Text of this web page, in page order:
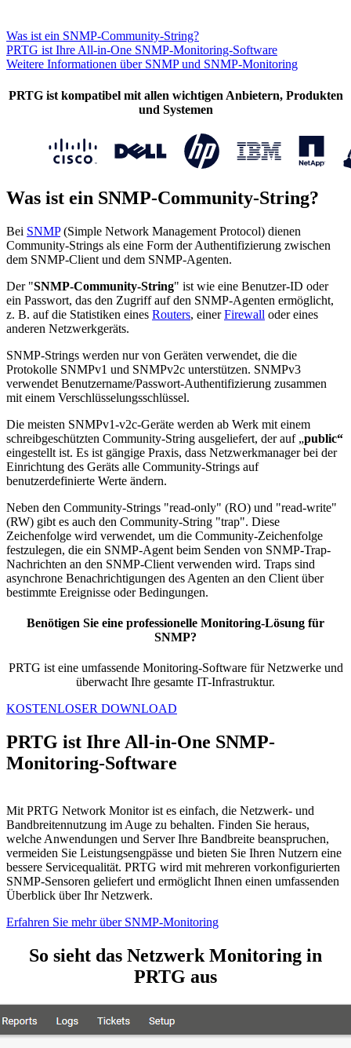
Was ist ein SNMP-Community-String?
PRTG ist Ihre All-in-One SNMP-Monitoring-Software
Weitere Informationen über SNMP und SNMP-Monitoring
PRTG ist kompatibel mit allen wichtigen Anbietern, Produkten
und Systemen
Was ist ein SNMP-Community-String?
Bei SNMP(Simple Network Management Protocol) dienen
Community-Strings als eine Form der Authentifizierung zwischen
dem SNMP-Client und dem SNMP-Agenten.
Der "SNMP-Community-String" ist wie eine Benutzer-ID oder
ein Passwort, das den Zugriff auf den SNMP-Agenten ermöglicht,
z. B. auf die Statistiken eines Routers, einerFirewall oder eines
anderen Netzwerkgeräts.
SNMP-Strings werden nur von Geräten verwendet, die die
Protokolle SNMPv1 und SNMPv2c unterstützen. SNMPv3
verwendet Benutzername/Passwort-Authentifizierung zusammen
mit einem Verschlüsselungsschlüssel.
Die meisten SNMPv1-v2c-Geräte werden ab Werk mit einem
schreibgeschützten Community-String ausgeliefert, der auf „public“
eingestellt ist. Es ist gängige Praxis, dass Netzwerkmanager bei der
Einrichtung des Geräts alle Community-Strings auf
benutzerdefinierte Werte ändern.
Neben den Community-Strings "read-only" (RO) und "read-write"
(RW) gibt es auch den Community-String "trap". Diese
Zeichenfolge wird verwendet, um die Community-Zeichenfolge
festzulegen, die ein SNMP-Agent beim Senden von SNMP-Trap-
Nachrichten an den SNMP-Client verwenden wird. Traps sind
asynchrone Benachrichtigungen des Agenten an den Client über
bestimmte Ereignisse oder Bedingungen.
Benötigen Sie eine professionelle Monitoring-Lösung für
SNMP?
PRTG ist eine umfassende Monitoring-Software für Netzwerke und
überwacht Ihre gesamte IT-Infrastruktur.
KOSTENLOSER DOWNLOAD
PRTG ist Ihre All-in-One SNMP-
Monitoring-Software
Mit PRTG Network Monitor ist es einfach, die Netzwerk- und
Bandbreitennutzung im Auge zu behalten. Finden Sie heraus,
welche Anwendungen und Server Ihre Bandbreite beanspruchen,
vermeiden Sie Leistungsengpässe und bieten Sie Ihren Nutzern eine
bessere Servicequalität. PRTG wird mit mehreren vorkonfigurierten
SNMP-Sensoren geliefert und ermöglicht Ihnen einen umfassenden
Überblick über Ihr Netzwerk.
Erfahren Sie mehr über SNMP-Monitoring
So sieht das Netzwerk Monitoring in
PRTG aus